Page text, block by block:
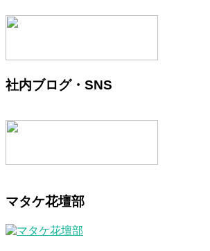
社内ブログ・SNS
マタケ花壇部